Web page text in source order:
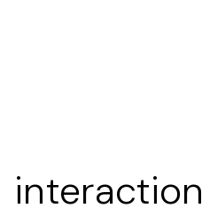
interaction